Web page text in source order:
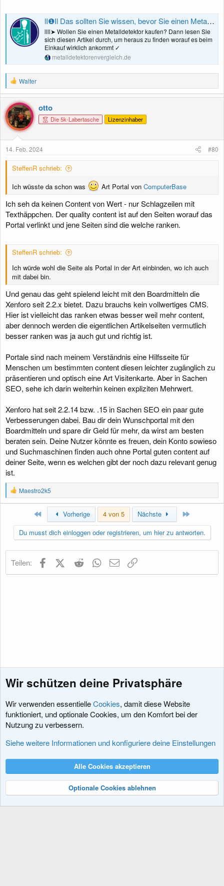
lI❶Il Das sollten Sie wissen, bevor Sie einen Metalldetektor kaufen
llll➤ Wollen Sie einen Metalldetektor kaufen? Dann lesen Sie
sich diesen Artikel durch, um heraus zu finden worauf es beim
Einkauf wirklich ankommt ✓
metalldetektorenvergleich.de
R
e
a
k
t
i
o
n
n
Walter
otto
Die 5k-Labertasche Lizenzinhaber
14. Feb. 2024 #80
SteffenR schrieb:
Ich wüsste da schon was
Art Portal von ComputerBase
Ich seh da keinen Content von Wert - nur Schlagzeilen mit
Texthäppchen. Der quality content ist auf den Seiten worauf das
Portal verlinkt und jene Seiten sind die welche ranken.
SteffenR schrieb:
Ich würde wohl die Seite als Portal in der Art einbinden, wo ich auch
mit dabei bin.
Und genau das geht spielend leicht mit den Boardmitteln die
Xenforo seit 2.2.x bietet. Dazu brauchs kein vollwertiges CMS.
Hier ist vielleicht das ranken etwas besser weil mehr content,
aber dennoch werden die eigentlichen Artikelseiten vermutlich
besser ranken was ja auch gut und richtig ist.
Portale sind nach meinem Verständnis eine Hilfsseite für
Menschen um bestimmten content diesen leichter zugänglich zu
präsentieren und optisch eine Art Visitenkarte. Aber in Sachen
SEO, sehe ich darin weiterhin keinen expliziten Mehrwert.
Xenforo hat seit 2.2.14 bzw. .15 in Sachen SEO ein paar gute
Verbesserungen dabei. Bau dir dein Wunschportal mit den
Boardmitteln und spare dir Geld für mehr, da wirst am besten
beraten sein. Deine Nutzer könnte es freuen, dein Konto sowieso
und Suchmaschinen finden auch ohne Portal guten content auf
deiner Seite, wenn es welchen gibt der noch dazu relevant genug
ist.
R
e
a
i
o
e
n
Maestro2k5
Erste Vorherige 4 von 5 Nächste
Du musst dich einloggen oder registrieren, um hier zu antworten.
Teilen: FacebookX (Twitter)
Reddit WhatsApp
E-Mail
Diskussionen rund um XenForo
Nutzungsbedingungen Datenschutz
R
Community platform by XenForo® © 2010-2024 XenForo Ltd.
Wir schützen deine Privatsphäre
Wir verwenden essentielleCookies, damit diese Website
funktioniert, und optionale Cookies, um den Komfort bei der
Nutzung zu verbessern.
Siehe weitere Informationen und konfiguriere deine Einstellungen
Alle Cookies akzeptieren
Optionale Cookies ablehnen